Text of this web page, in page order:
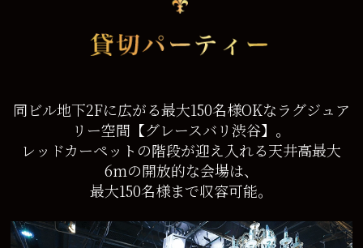
同ビル地下2Fに広がる最大150名様OKなラグジュア
リー空間【グレースバリ渋谷】。
レッドカーペットの階段が迎え入れる天井高最大
6mの開放的な会場は、
最大150名様まで収容可能。